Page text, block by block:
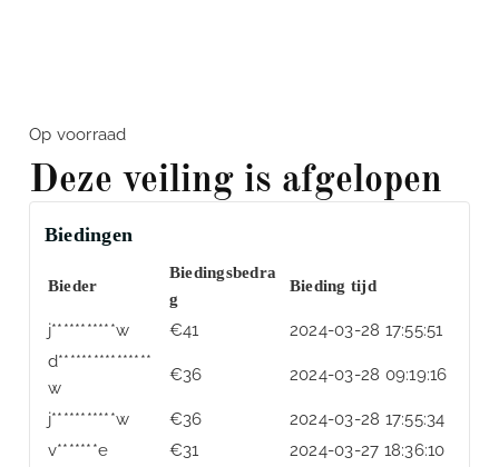
Op voorraad
Deze veiling is afgelopen
Biedingen
Bieder
Biedingsbedra
g
Bieding tijd
j***********w €41
2024-03-28 17:55:51
d****************
w
€36 2024-03-28 09:19:16
j***********w €36
2024-03-28 17:55:34
v*******e
€31
2024-03-27 18:36:10